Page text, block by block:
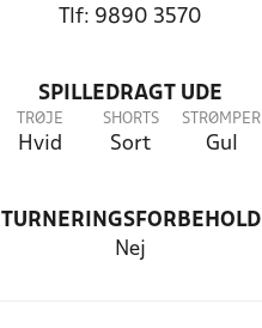
Tlf: 9890 3570
SPILLEDRAGT UDE
TRØJE
Hvid
SHORTS
Sort
STRØMPER
Gul
TURNERINGSFORBEHOLD
Nej